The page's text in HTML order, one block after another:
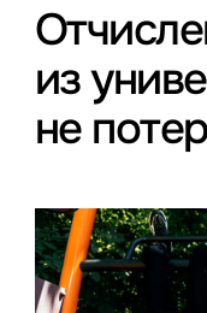
из
не